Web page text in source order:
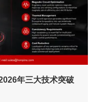
年三大技术突破